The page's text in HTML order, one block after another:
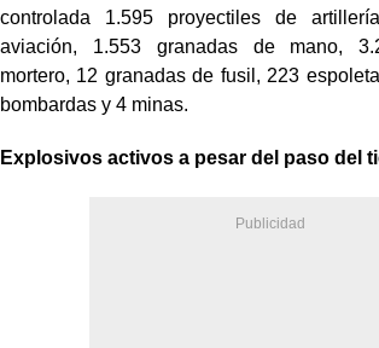
controlada 1.595 proyectiles de
aviación, 1.553 granadas de mano,
mortero, 12 granadas de fusil, 223
bombardas y 4 minas.
Explosivos activos a pesar del paso del